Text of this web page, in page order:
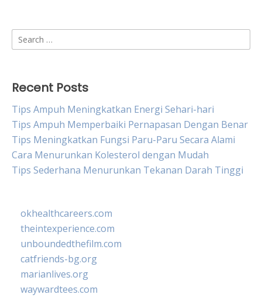
Search
for:
Recent Posts
Tips Ampuh Meningkatkan Energi Sehari-hari
Tips Ampuh Memperbaiki Pernapasan Dengan Benar
Tips Meningkatkan Fungsi Paru-Paru Secara Alami
Cara Menurunkan Kolesterol dengan Mudah
Tips Sederhana Menurunkan Tekanan Darah Tinggi
okhealthcareers.com
theintexperience.com
unboundedthefilm.com
catfriends-bg.org
marianlives.org
waywardtees.com